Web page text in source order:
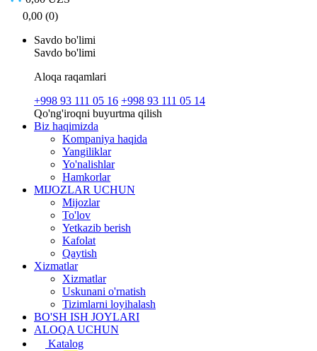
0,00 (0)
Savdo bo'limi
Savdo bo'limi
Aloqa raqamlari
+998 93 111 05 16 +998 93 111 05 14
Qo'ng'iroqni buyurtma qilish
Biz haqimizda
Kompaniya haqida
Yangiliklar
Yo'nalishlar
Hamkorlar
MIJOZLAR UCHUN
Mijozlar
To'lov
Yetkazib berish
Kafolat
Qaytish
Xizmatlar
Xizmatlar
Uskunani o'rnatish
Tizimlarni loyihalash
BO'SH ISH JOYLARI
ALOQA UCHUN
Katalog